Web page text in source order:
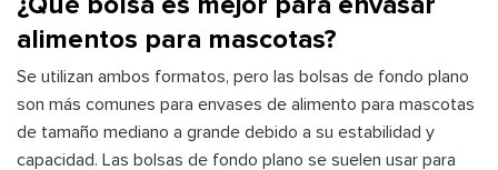
¿Qué bolsa es mejor para envasar
alimentos para mascotas?
Se utilizan ambos formatos, pero las bolsas de fondo plano
son más comunes para envases de alimento para mascotas
de tamaño mediano a grande debido a su estabilidad y
capacidad. Las bolsas de fondo plano se suelen usar para